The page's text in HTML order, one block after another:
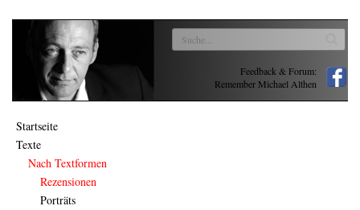
Feedback & Forum:
Remember Michael Althen
Startseite
Texte
Nach Textformen
Rezensionen
Porträts